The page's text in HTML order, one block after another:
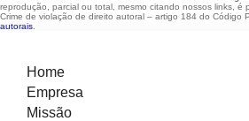
reprodução, parcial ou total, mesmo citando nossos links, é
Crime de violação de direito autoral – artigo 184 do Código
autorais
Home
Empresa
Missão